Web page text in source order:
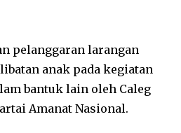
pelanggaran larangan
anak pada kegiatan
bantuk lain oleh Caleg
Amanat Nasional.